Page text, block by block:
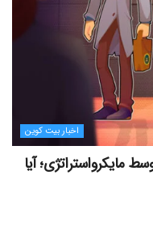
اخبار بیت کوین
توسط مایکرواستراتژی؛ آیا